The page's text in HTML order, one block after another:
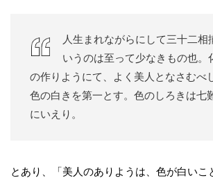
人生まれながらにして三十二相
いうのは至って少なきもの也。
の作りようにて、よく美人となさむべ
色の白きを第一とす。色のしろきは七
にいえり。
とあり、「美人のありようは、色が白いこ